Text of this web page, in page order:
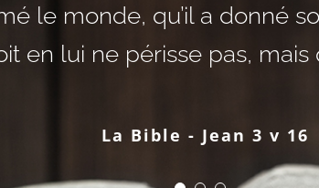
le monde, qu’il a donné
en lui ne périsse pas, mais
La Bible - Jean 3 v 16
écrites afin que vous croyiez
et qu’en croyant vous
La Bible - Jean 20 v 31
commandement nouveau,
l’autre comme je vous ai
La Bible - Jean 13 v 34